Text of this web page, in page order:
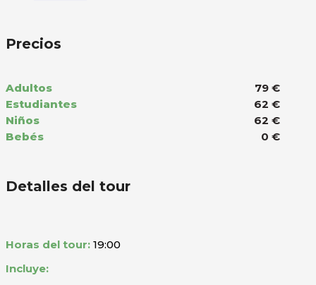
Precios
Adultos
79 €
Estudiantes
62 €
Niños
62 €
Bebés
0 €
Detalles del tour
Horas del tour: 19:00
Incluye: